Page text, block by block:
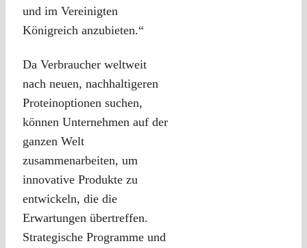
und im Vereinigten
Königreich anzubieten.“
Da Verbraucher weltweit
nach neuen, nachhaltigeren
Proteinoptionen suchen,
können Unternehmen auf der
ganzen Welt
zusammenarbeiten, um
innovative Produkte zu
entwickeln, die die
Erwartungen übertreffen.
Strategische Programme und